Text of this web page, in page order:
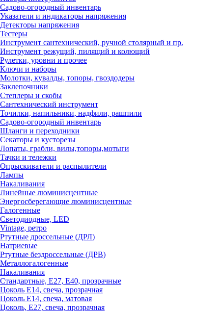
Садово-огородный инвентарь
Указатели и индикаторы напряжения
Детекторы напряжения
Тестеры
Инструмент сантехнический, ручной столярный и пр.
Инструмент режущий, пилящий и колющий
Рулетки, уровни и прочее
Ключи и наборы
Молотки, кувалды, топоры, гвоздодеры
Заклепочники
Степлеры и скобы
Сантехнический инструмент
Точилки, напильники, надфили, рашпили
Садово-огородный инвентарь
Шланги и переходники
Секаторы и кусторезы
Лопаты, грабли, вилы,топоры,мотыги
Тачки и тележки
Опрыскиватели и распылители
Лампы
Накаливания
Линейные люминисцентные
Энергосберегающие люминисцентные
Галогенные
Светодиодные, LED
Vintage, ретро
Ртутные дроссельные (ДРЛ)
Натриевые
Ртутные бездроссельные (ДРВ)
Металлогалогенные
Накаливания
Стандартные, Е27, Е40, прозрачные
Цоколь Е14, свеча, прозрачная
Цоколь Е14, свеча, матовая
Цоколь, Е27, свеча, прозрачная